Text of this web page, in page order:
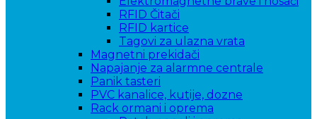
RFID Čitači
RFID kartice
Tagovi za ulazna vrata
Magnetni prekidači
Napajanje za alarmne centrale
Panik tasteri
PVC kanalice, kutije, dozne
Rack ormani i oprema